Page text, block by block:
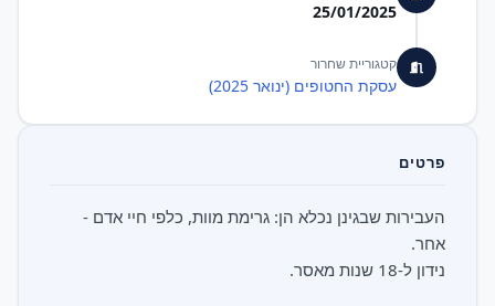
25/01/2025
קטגוריית שחרור
עסקת החטופים (ינואר 2025)
פרטים
העבירות שבגינן נכלא הן: גרימת מוות, כלפי חיי אדם -